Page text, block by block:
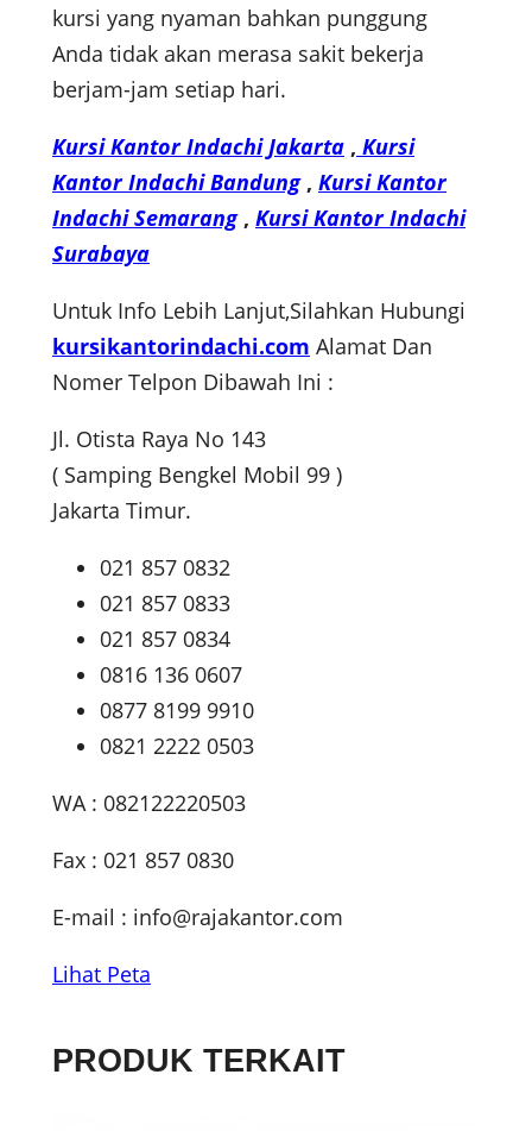
kursi yang nyaman bahkan punggung
Anda tidak akan merasa sakit bekerja
berjam-jam setiap hari.
Kursi Kantor Indachi Jakarta , Kursi
Kantor Indachi Bandung, Kursi Kantor
Indachi Semarang, Kursi Kantor Indachi
Surabaya
Untuk Info Lebih Lanjut,Silahkan Hubungi
kursikantorindachi.com Alamat Dan
Nomer Telpon Dibawah Ini :
Jl. Otista Raya No 143
( Samping Bengkel Mobil 99 )
Jakarta Timur.
021 857 0832
021 857 0833
021 857 0834
0816 136 0607
0877 8199 9910
0821 2222 0503
WA : 082122220503
Fax : 021 857 0830
E-mail : info@rajakantor.com
Lihat Peta
PRODUK TERKAIT